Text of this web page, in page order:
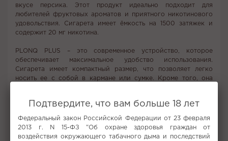
вкусе персика. Этот продукт идеально подходит для
любителей фруктовых ароматов и приятного никотинового
удовольствия. Сигарета имеет ёмкость на 1500 затяжек и
содержит 20 мг никотина.
PLONQ PLUS – это современное устройство, которое
обеспечивает максимальное удобство использования.
Сигарета имеет компактный размер, что позволяет легко
носить ее с собой в кармане или сумке. Кроме того, она
Не забудьте купить
Подтвердите, что вам больше 18 лет
Федеральный закон Российской Федерации от 23 февраля
2013 г. N 15-ФЗ "Об охране здоровья граждан от
воздействия окружающего табачного дыма и последствий